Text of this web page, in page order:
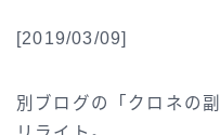
[2019/03/09]
別ブログの「クロネの